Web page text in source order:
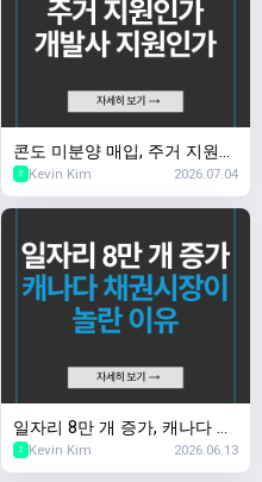
콘도 미분양 매입, 주거 지원인
가 개발사 지원인가
2 Kevin Kim 2026.07.04
일자리 8만 개 증가, 캐나다 채
권시장이 놀란 이유
2 Kevin Kim 2026.06.13